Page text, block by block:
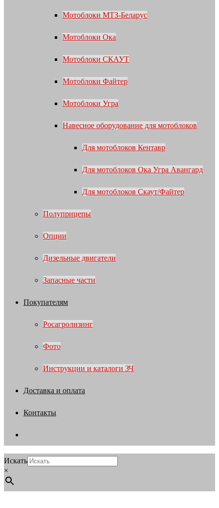
Мотоблоки МТЗ-Беларус
Мотоблоки Ока
Мотоблоки СКАУТ
Мотоблоки Файтер
Мотоблоки Угра
Навесное оборудование для мотоблоков
Для мотоблоков Кентавр
Для мотоблоков Ока Угра Авангард
Для мотоблоков Скаут/Файтер
Полуприцепы
Опции
Дизельные двигатели
Запасные части
Покупателям
Росагролизинг
Фото
Инструкции и каталоги ЗЧ
Доставка и оплата
Контакты
Искать
×